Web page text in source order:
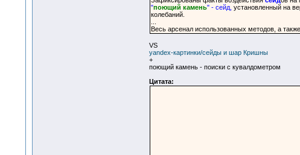
"поющий камень" - сейд, установленный на
колебаний.
Весь арсенал использованных методов, а
VS
yandex-картинки/сейды и шар Кришны
+
поющий камень - поиски с кувалдометром
Цитата: